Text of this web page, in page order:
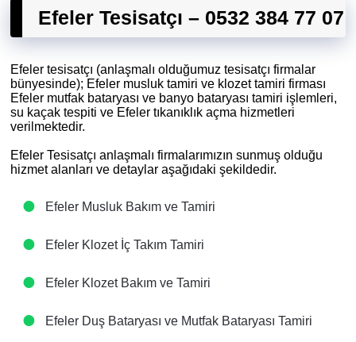
Efeler Tesisatçı – 0532 384 77 07
Efeler tesisatçı (anlaşmalı olduğumuz tesisatçı firmalar
bünyesinde); Efeler musluk tamiri ve klozet tamiri firması
Efeler mutfak bataryası ve banyo bataryası tamiri işlemleri,
su kaçak tespiti ve Efeler tıkanıklık açma hizmetleri
verilmektedir.
Efeler Tesisatçı anlaşmalı firmalarımızın sunmuş olduğu
hizmet alanları ve detaylar aşağıdaki şekildedir.
Efeler Musluk Bakım ve Tamiri
Efeler Klozet İç Takım Tamiri
Efeler Klozet Bakım ve Tamiri
Efeler Duş Bataryası ve Mutfak Bataryası Tamiri